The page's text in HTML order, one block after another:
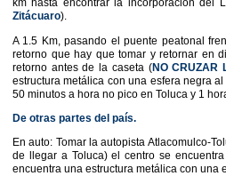
km hasta encontrar la incorporación del
Zitácuaro).
A 1.5 Km, pasando el puente peatonal
retorno que hay que tomar y retornar en
retorno antes de la caseta (NO CRUZAR
estructura metálica con una esfera negra
50 minutos a hora no pico en Toluca y 1
De otras partes del país.
En auto: Tomar la autopista Atlacomulco-
de llegar a Toluca) el centro se
encuentra una estructura metálica con una